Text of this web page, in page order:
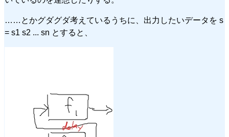
……とかグダグダ考えているうちに、出力したいデータを s
= s1 s2 ... sn とすると、